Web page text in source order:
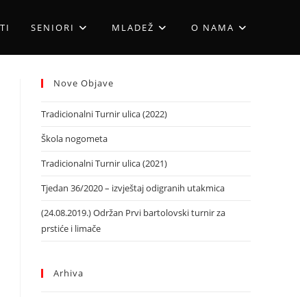
SENIORI MLADEŽ O NAMA
Nove Objave
Tradicionalni Turnir ulica (2022)
Škola nogometa
Tradicionalni Turnir ulica (2021)
Tjedan 36/2020 – izvještaj odigranih utakmica
(24.08.2019.) Održan Prvi bartolovski turnir za
prstiće i limače
Arhiva